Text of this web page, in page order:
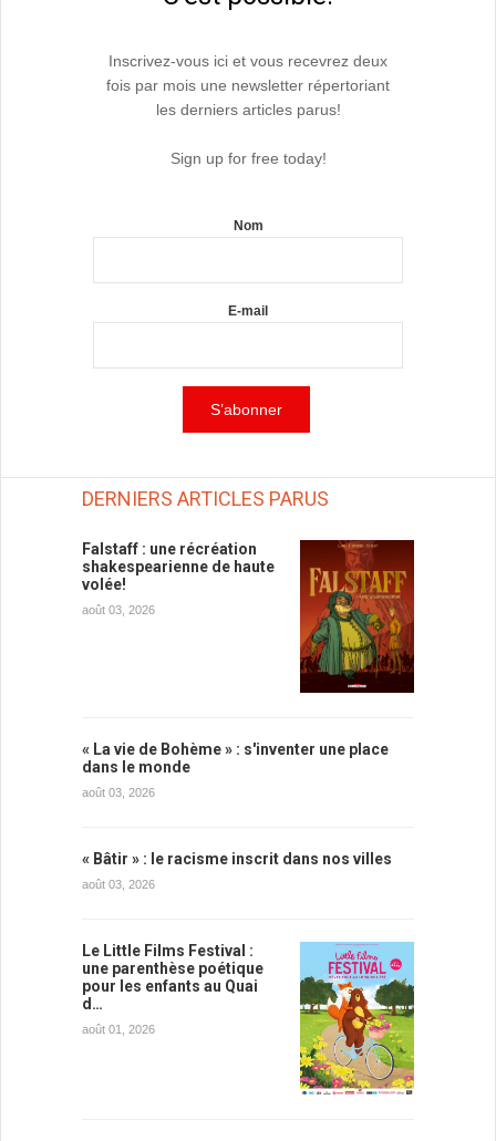
Inscrivez-vous ici et vous recevrez deux
fois par mois une newsletter répertoriant
les derniers articles parus!
Sign up for free today!
Nom
E-mail
DERNIERS ARTICLES PARUS
Falstaff : une récréation
shakespearienne de haute
volée!
août 03, 2026
« La vie de Bohème » : s'inventer une place
dans le monde
août 03, 2026
« Bâtir » : le racisme inscrit dans nos villes
août 03, 2026
Le Little Films Festival :
une parenthèse poétique
pour les enfants au Quai
d…
août 01, 2026